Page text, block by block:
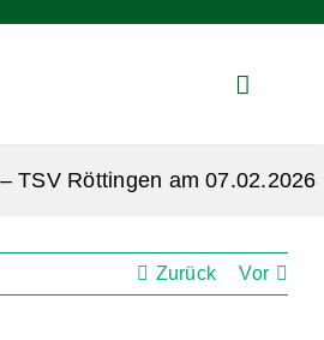
TSV Röttingen am 07.02.2026
Zurück Vor